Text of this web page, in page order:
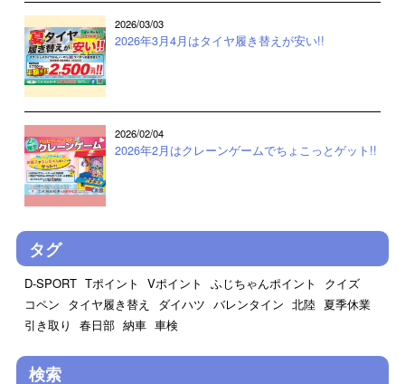
2026/03/03
2026年3月4月はタイヤ履き替えが安い!!
2026/02/04
2026年2月はクレーンゲームでちょこっとゲット!!
タグ
D-SPORT Tポイント Vポイント ふじちゃんポイント
クイズ
コペン タイヤ履き替え ダイハツ バレンタイン 北陸 夏季休業
引き取り
春日部 納車 車検
検索